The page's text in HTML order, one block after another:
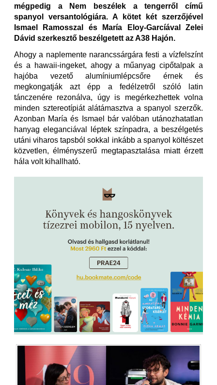
mégpedig a Nem beszélek a tengerről című
spanyol versantológiára. A kötet két szerzőjével
Ismael Ramosszal és María Eloy-Garcíával Zelei
Dávid szerkesztő beszélgetett az A38 Hajón.
Ahogy a naplemente narancssárgára festi a vízfelszínt
és a hawaii-ingeket, ahogy a műanyag cipőtalpak a
hajóba vezető alumíniumlépcsőre érnek és
megkongatják azt épp a fedélzetről szóló latin
tánczenére rezonálva, úgy is megérkezhettek volna
minden sztereotípiát alátámasztva a spanyol szerzők.
Azonban María és Ismael bár valóban utánozhatatlan
hanyag eleganciával léptek színpadra, a beszélgetés
utáni viharos tapsból sokkal inkább a spanyol költészet
közvetlen, élményszerű megtapasztalása miatt érzett
hála volt kihallható.